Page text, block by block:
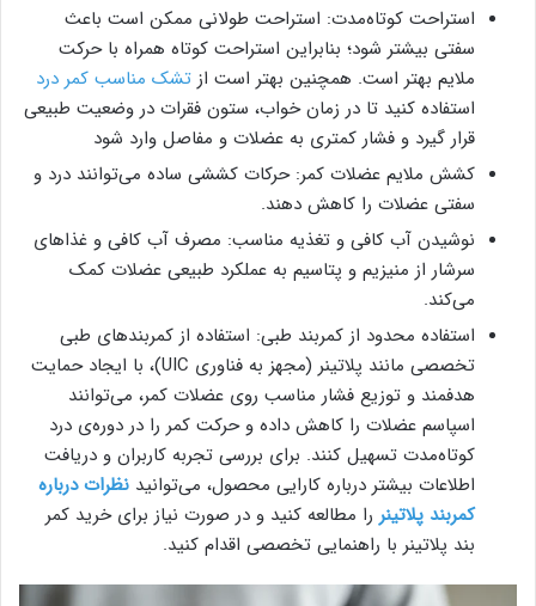
استراحت کوتاه‌مدت: استراحت طولانی ممکن است باعث
سفتی بیشتر شود؛ بنابراین استراحت کوتاه همراه با حرکت
ملایم بهتر است. همچنین بهتر است از تشک مناسب کمر درد
استفاده کنید تا در زمان خواب، ستون فقرات در وضعیت طبیعی
قرار گیرد و فشار کمتری به عضلات و مفاصل وارد شود
کشش ملایم عضلات کمر: حرکات کششی ساده می‌توانند درد و
سفتی عضلات را کاهش دهند.
نوشیدن آب کافی و تغذیه مناسب: مصرف آب کافی و غذاهای
سرشار از منیزیم و پتاسیم به عملکرد طبیعی عضلات کمک
می‌کند.
استفاده محدود از کمربند طبی: استفاده از کمربندهای طبی
تخصصی مانند پلاتینر (مجهز به فناوری UIC)، با ایجاد حمایت
هدفمند و توزیع فشار مناسب روی عضلات کمر، می‌توانند
اسپاسم عضلات را کاهش داده و حرکت کمر را در دوره‌ی درد
کوتاه‌مدت تسهیل کنند. برای بررسی تجربه کاربران و دریافت
اطلاعات بیشتر درباره کارایی محصول، می‌توانید نظرات درباره
کمربند پلاتینر را مطالعه کنید و در صورت نیاز برای خرید کمر
بند پلاتینر با راهنمایی تخصصی اقدام کنید.